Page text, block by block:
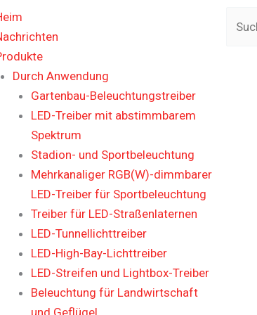
Durch Anwendung
Gartenbau-Beleuchtungstreiber
LED-Treiber mit abstimmbarem
Spektrum
Stadion- und Sportbeleuchtung
Mehrkanaliger RGB(W)-dimmbarer
LED-Treiber für Sportbeleuchtung
Treiber für LED-Straßenlaternen
LED-Tunnellichttreiber
LED-High-Bay-Lichttreiber
LED-Streifen und Lightbox-Treiber
Beleuchtung für Landwirtschaft
und Geflügel